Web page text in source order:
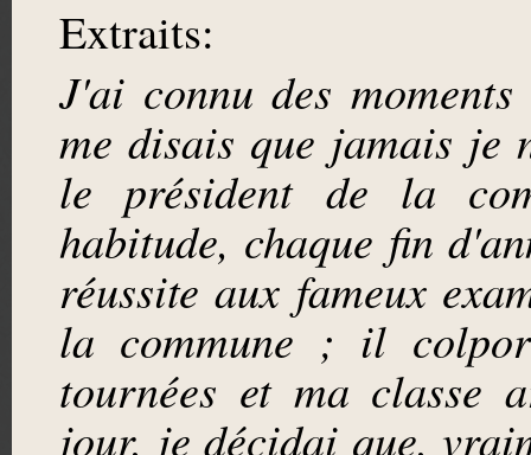
Extraits:
J'ai connu des
me disais que jamais je
le président de la
habitude, chaque fin
réussite aux fameux
la commune ; il
tournées et ma classe
jour, je décidai que,